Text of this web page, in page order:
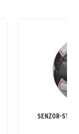
SENZOR-STAR